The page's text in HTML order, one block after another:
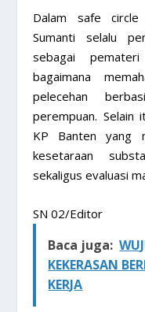
Dalam safe
Sumanti selalu
sebagai
bagaimana
pelecehan
perempuan. Selain
KP Banten yang
kesetaraan
sekaligus evaluasi
SN 02/Editor
Baca juga:
KEKERASAN
KERJA